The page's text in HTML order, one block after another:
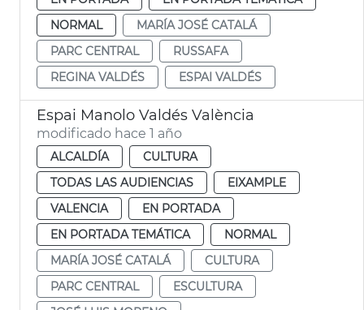
NORMAL
MARÍA JOSÉ CATALÁ
PARC CENTRAL
RUSSAFA
REGINA VALDÉS
ESPAI VALDÉS
Espai Manolo Valdés València
modificado hace 1 año
ALCALDÍA
CULTURA
TODAS LAS AUDIENCIAS
EIXAMPLE
VALENCIA
EN PORTADA
EN PORTADA TEMÁTICA
NORMAL
MARÍA JOSÉ CATALÁ
CULTURA
PARC CENTRAL
ESCULTURA